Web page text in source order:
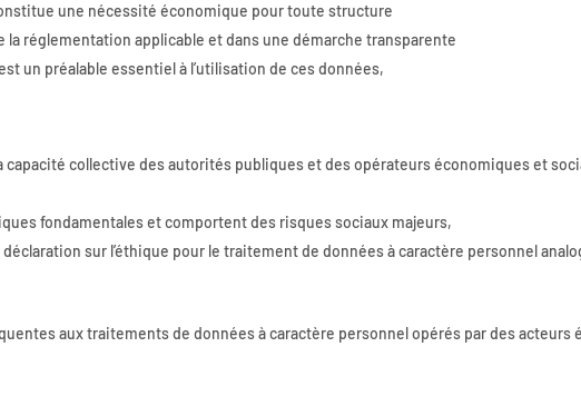
une nécessité économique pour toute structure
réglementation applicable et dans une démarche transparente
un préalable essentiel à l’utilisation de ces données,
collective des autorités publiques et des opérateurs économiques et
fondamentales et comportent des risques sociaux majeurs,
déclaration sur l’éthique pour le traitement de données à caractère personnel
aux traitements de données à caractère personnel opérés par des acteurs